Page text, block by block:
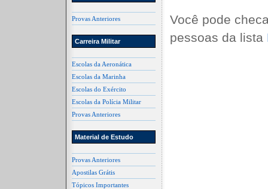
Provas Anteriores
Carreira Militar
Escolas da Aeronática
Escolas da Marinha
Escolas do Exército
Escolas da Polícia Militar
Provas Anteriores
Material de Estudo
Provas Anteriores
Apostilas Grátis
Tópicos Importantes
Você pode
pessoas da lista